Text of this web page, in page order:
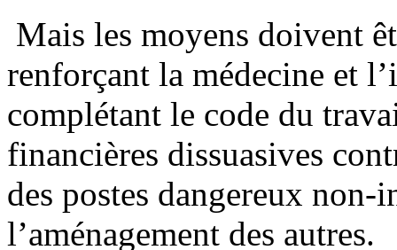
Mais les moyens doivent
renforçant la médecine et
complétant le code du
financières dissuasives
des postes dangereux non-
l’aménagement des autres.